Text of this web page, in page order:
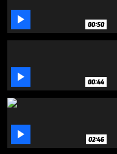
seconds
 00:50
 00:44
 02:46